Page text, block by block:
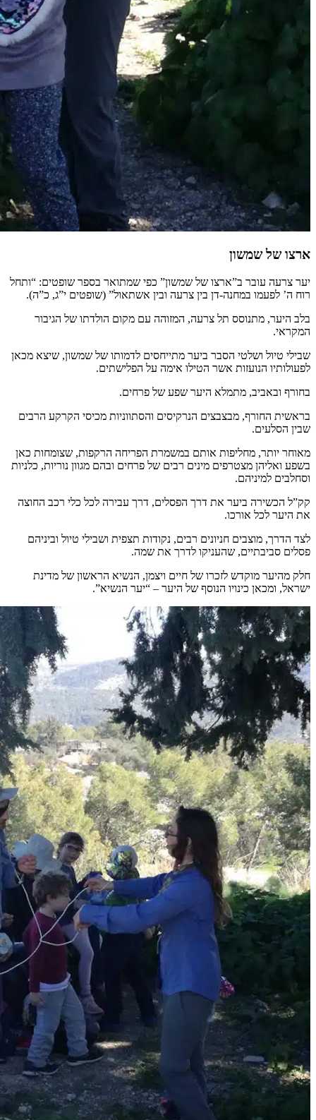
ארצו של שמשון
יער צרעה עובר ב”ארצו של שמשון” כפי שמתואר בספר שופטים: “ותחל
רוח ה’ לפעמו במחנה-דן בין צרעה ובין אשתאול” (שופטים י”ג, כ”ה).
בלב היער, מתנוסס תל צרעה, המזוהה עם מקום הולדתו של הגיבור
המקראי.
שבילי טיול ושלטי הסבר ביער מתייחסים לדמותו של שמשון, שיצא מכאן
לפעולותיו הנועזות אשר הטילו אימה על הפלישתים.
בחורף ובאביב, מתמלא היער שפע של פרחים.
בראשית החורף, מבצבצים הנרקיסים והסתווניות מכיסי הקרקע הרבים
שבין הסלעים.
מאוחר יותר, מחליפות אותם במשמרת הפריחה הרקפות, שצומחות כאן
בשפע ואליהן מצטרפים מינים רבים של פרחים ובהם מגוון נוריות, כלניות
וסחלבים למיניהם.
קק”ל הכשירה ביער את דרך הפסלים, דרך עבירה לכל כלי רכב החוצה
את היער לכל אורכו.
לצד הדרך, מוצבים חניונים רבים, נקודות תצפית ושבילי טיול וביניהם
פסלים סביבתיים, שהעניקו לדרך את שמה.
חלק מהיער מוקדש לזכרו של חיים ויצמן, הנשיא הראשון של מדינת
ישראל, ומכאן כינויו הנוסף של היער – “יער הנשיא”.